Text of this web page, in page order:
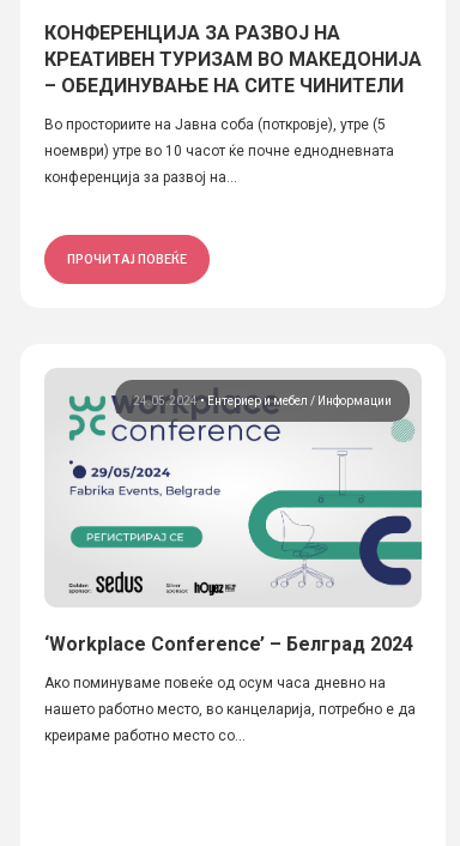
КОНФЕРЕНЦИЈА ЗА РАЗВОЈ НА
КРЕАТИВЕН ТУРИЗАМ ВО МАКЕДОНИЈА
– ОБЕДИНУВАЊЕ НА СИТЕ ЧИНИТЕЛИ
Во просториите на Јавна соба (поткровје), утре (5
ноември) утре во 10 часот ќе почне еднодневната
конференција за развој на...
ПРОЧИТАЈ ПОВЕЌЕ
24.05.2024•Ентериер и мебел Информации
‘Workplace Conference’ – Белград 2024
Ако поминуваме повеќе од осум часа дневно на
нашето работно место, во канцеларија, потребно е да
креираме работно место со...